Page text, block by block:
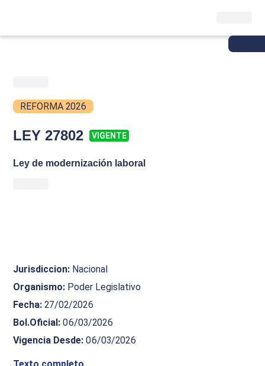
REFORMA 2026
LEY 27802 VIGENTE
Ley de modernización laboral
Jurisdiccion: Nacional
Organismo: Poder Legislativo
Fecha:27/02/2026
Bol.Oficial:06/03/2026
Vigencia Desde:06/03/2026